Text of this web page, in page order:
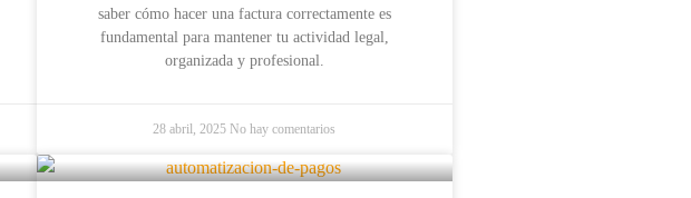
saber cómo hacer una factura correctamente es
fundamental para mantener tu actividad legal,
organizada y profesional.
28 abril, 2025 No hay comentarios